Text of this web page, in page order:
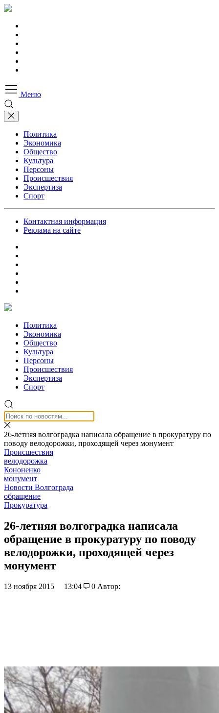
Меню
Политика
Экономика
Общество
Культура
Персоны
Происшествия
Экспертиза
Спорт
Контактная информация
Реклама на сайте
Политика
Экономика
Общество
Культура
Персоны
Происшествия
Экспертиза
Спорт
26-летняя волгоградка написала обращение в прокуратуру по
поводу велодорожки, проходящей через монумент
Происшествия
велодорожка
Кононенко
монумент
Новости Волгограда
обращение
Прокуратура
26-летняя волгоградка написала
обращение в прокуратуру по поводу
велодорожки, проходящей через
монумент
13 ноября 2015 13:04 0 Автор: